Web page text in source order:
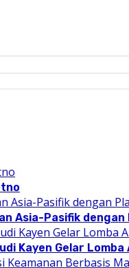
Asia-Pasifik
Kayen Gelar